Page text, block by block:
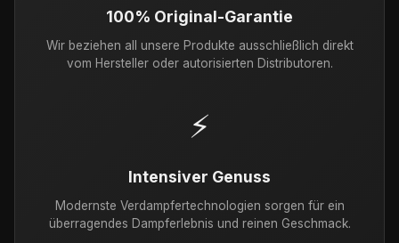
100% Original-Garantie
Wir beziehen all unsere Produkte ausschließlich direkt
vom Hersteller oder autorisierten Distributoren.
⚡
Intensiver Genuss
Modernste Verdampfertechnologien sorgen für ein
überragendes Dampferlebnis und reinen Geschmack.